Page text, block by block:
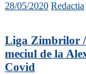
28/05/2020 Redactia
Liga Zimbrilor /
meciul de la
Covid